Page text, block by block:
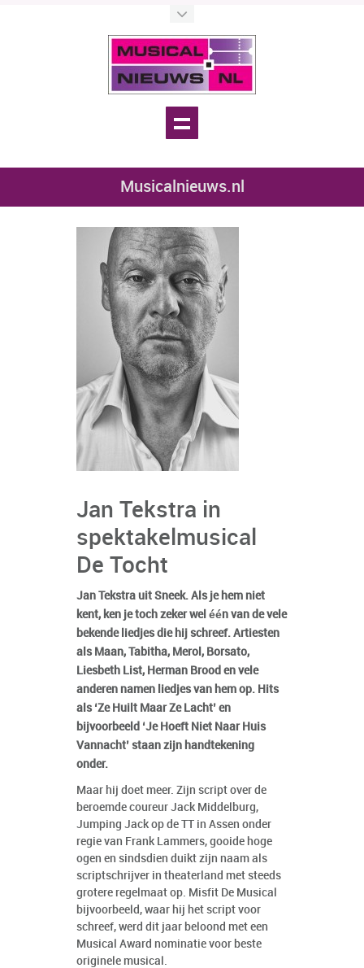
Musicalnieuws.nl
Jan Tekstra in
spektakelmusical
De Tocht
Jan Tekstra uit Sneek. Als je hem niet
kent, ken je toch zeker wel één van de vele
bekende liedjes die hij schreef. Artiesten
als Maan, Tabitha, Merol, Borsato,
Liesbeth List, Herman Brood en vele
anderen namen liedjes van hem op. Hits
als ‘Ze Huilt Maar Ze Lacht’ en
bijvoorbeeld ‘Je Hoeft Niet Naar Huis
Vannacht’ staan zijn handtekening
onder.
Maar hij doet meer. Zijn script over de
beroemde coureur Jack Middelburg,
Jumping Jack op de TT in Assen onder
regie van Frank Lammers, gooide hoge
ogen en sindsdien duikt zijn naam als
scriptschrijver in theaterland met steeds
grotere regelmaat op. Misfit De Musical
bijvoorbeeld, waar hij het script voor
schreef, werd dit jaar beloond met een
Musical Award nominatie voor beste
originele musical.